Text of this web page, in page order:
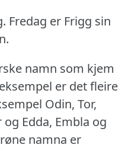
Fredag er Frigg sin
namn som kjem
er det fleire
Odin, Tor,
Edda, Embla og
namna er